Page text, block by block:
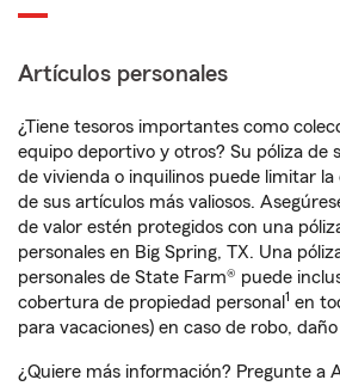
Artículos personales
¿Tiene tesoros importantes como
equipo deportivo y otros? Su póliza de
de vivienda o inquilinos puede limitar
de sus artículos más valiosos.
de valor estén protegidos con una
personales en Big Spring, TX. Una
personales de State Farm® puede
cobertura de propiedad personal 1 en
para vacaciones) en caso de robo,
¿Quiere más información? Pregunte a